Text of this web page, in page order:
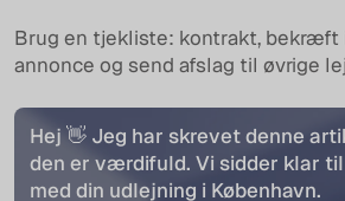
Brug en tjekliste: kontrakt, bekræft
annonce og send afslag til øvrige
Hej 👋 Jeg har skrevet denne
den er værdifuld. Vi sidder klar
med din udlejning i København.